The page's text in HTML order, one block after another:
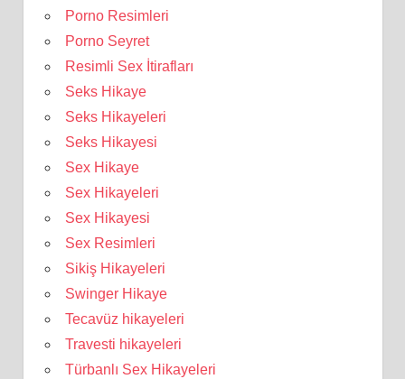
Porno Resimleri
Porno Seyret
Resimli Sex İtirafları
Seks Hikaye
Seks Hikayeleri
Seks Hikayesi
Sex Hikaye
Sex Hikayeleri
Sex Hikayesi
Sex Resimleri
Sikiş Hikayeleri
Swinger Hikaye
Tecavüz hikayeleri
Travesti hikayeleri
Türbanlı Sex Hikayeleri